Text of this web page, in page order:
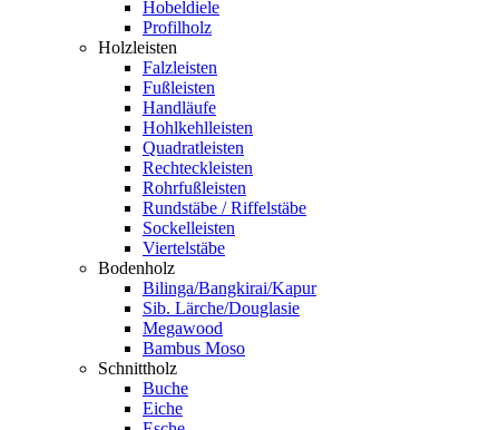
Hobeldiele
Profilholz
Holzleisten
Falzleisten
Fußleisten
Handläufe
Hohlkehlleisten
Quadratleisten
Rechteckleisten
Rohrfußleisten
Rundstäbe / Riffelstäbe
Sockelleisten
Viertelstäbe
Bodenholz
Bilinga/Bangkirai/Kapur
Sib. Lärche/Douglasie
Megawood
Bambus Moso
Schnittholz
Buche
Eiche